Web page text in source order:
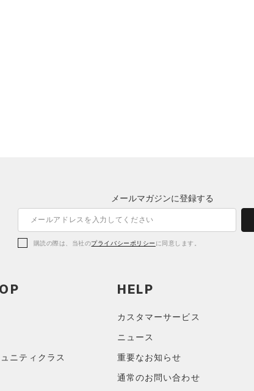
メールマガジンに登録する
購読の際は、当社のプライバシーポリシー に同意します。
ニティクラス
HELP
カスタマーサービス
ニュース
重要なお知らせ
通常のお問い合わせ